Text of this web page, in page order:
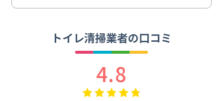
トイレ清掃業者の口コミ
4.8